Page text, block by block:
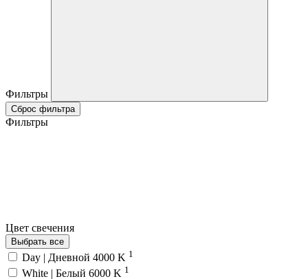
Фильтры
Сброс фильтра
Фильтры
Цвет свечения
Выбрать все
Day | Дневной 4000 K 1
White | Белый 6000 K 1